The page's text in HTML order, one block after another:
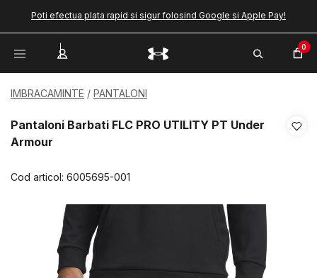
Poti efectua plata rapid si sigur folosind Google si Apple Pay!
0
IMBRACAMINTE PANTALONI
Pantaloni Barbati FLC PRO UTILITY PT Under
Armour
Cod articol: 6005695-001